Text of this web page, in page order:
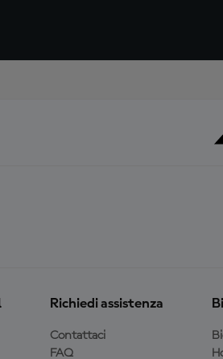
Richiedi assistenza
Contattaci
FAQ